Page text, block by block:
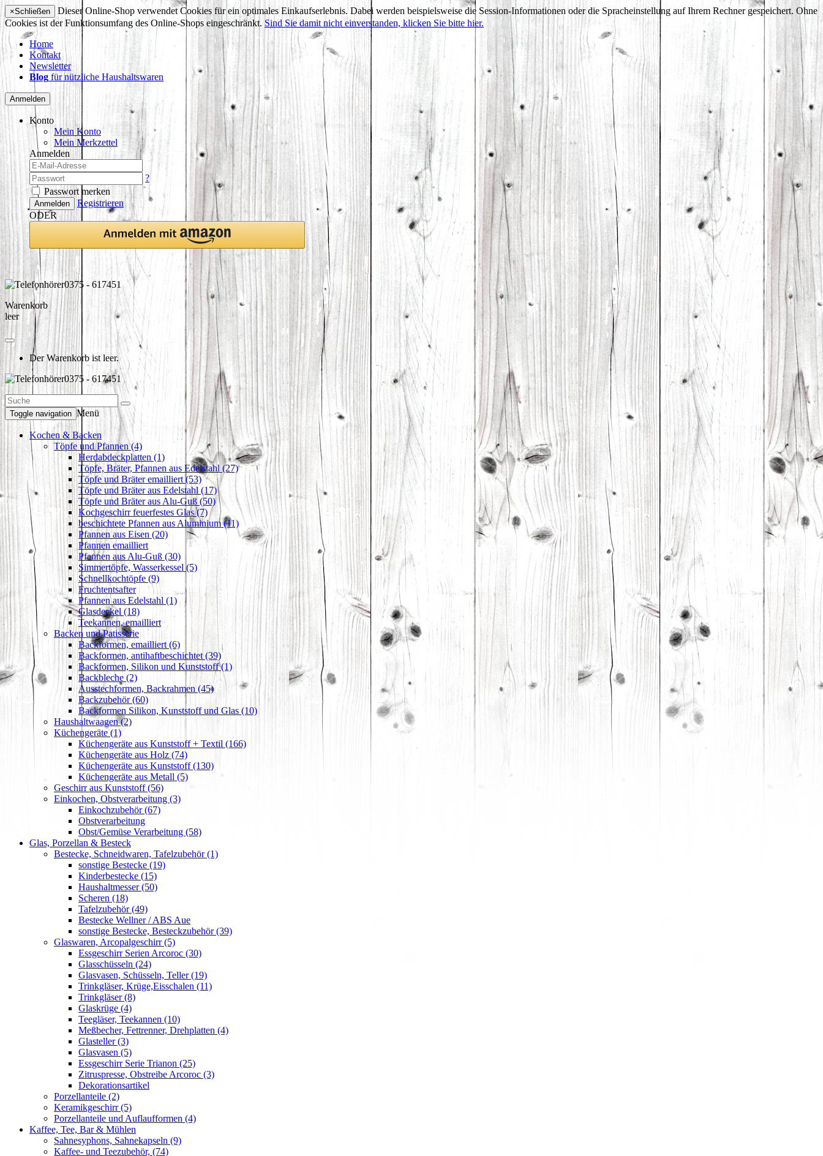
×Schließen
Dieser Online-Shop verwendet Cookies für ein optimales Einkaufserlebnis. Dabei werden beispielsweise die Session-Informationen oder die Spracheinstellung auf Ihrem Rechner gespeichert. Ohne
Cookies ist der Funktionsumfang des Online-Shops eingeschränkt. Sind Sie damit nicht einverstanden, klicken Sie bitte hier.
Home
Kontakt
Newsletter
Blog für nützliche Haushaltswaren
Anmelden
Konto
Mein Konto
Mein Merkzettel
Anmelden
?
Passwort merken
Anmelden
Registrieren
ODER
0375 - 617451
Warenkorb
leer
Der Warenkorb ist leer.
0375 - 617451
Toggle navigation Menü
Kochen & Backen
Töpfe und Pfannen (4)
Herdabdeckplatten (1)
Töpfe, Bräter, Pfannen aus Edelstahl (27)
Töpfe und Bräter emailliert (53)
Töpfe und Bräter aus Edelstahl (17)
Töpfe und Bräter aus Alu-Guß (50)
Kochgeschirr feuerfestes Glas (7)
beschichtete Pfannen aus Aluminium (11)
Pfannen aus Eisen (20)
Pfannen emailliert
Pfannen aus Alu-Guß (30)
Simmertöpfe, Wasserkessel (5)
Schnellkochtöpfe (9)
Fruchtentsafter
Pfannen aus Edelstahl (1)
Glasdeckel (18)
Teekannen, emailliert
Backen und Patisserie
Backformen, emailliert (6)
Backformen, antihaftbeschichtet (39)
Backformen, Silikon und Kunststoff (1)
Backbleche (2)
Ausstechformen, Backrahmen (45)
Backzubehör (60)
Backformen Silikon, Kunststoff und Glas (10)
Haushaltwaagen (2)
Küchengeräte (1)
Küchengeräte aus Kunststoff + Textil (166)
Küchengeräte aus Holz (74)
Küchengeräte aus Kunststoff (130)
Küchengeräte aus Metall (5)
Geschirr aus Kunststoff (56)
Einkochen, Obstverarbeitung (3)
Einkochzubehör (67)
Obstverarbeitung
Obst/Gemüse Verarbeitung (58)
Glas, Porzellan & Besteck
Bestecke, Schneidwaren, Tafelzubehör (1)
sonstige Bestecke (19)
Kinderbestecke (15)
Haushaltmesser (50)
Scheren (18)
Tafelzubehör (49)
Bestecke Wellner / ABS Aue
sonstige Bestecke, Besteckzubehör (39)
Glaswaren, Arcopalgeschirr (5)
Essgeschirr Serien Arcoroc (30)
Glasschüsseln (24)
Glasvasen, Schüsseln, Teller (19)
Trinkgläser, Krüge,Eisschalen (11)
Trinkgläser (8)
Glaskrüge (4)
Teegläser, Teekannen (10)
Meßbecher, Fettrenner, Drehplatten (4)
Glasteller (3)
Glasvasen (5)
Essgeschirr Serie Trianon (25)
Zitruspresse, Obstreibe Arcoroc (3)
Dekorationsartikel
Porzellanteile (2)
Keramikgeschirr (5)
Porzellanteile und Auflaufformen (4)
Kaffee, Tee, Bar & Mühlen
Sahnesyphons, Sahnekapseln (9)
Kaffee- und Teezubehör, (74)